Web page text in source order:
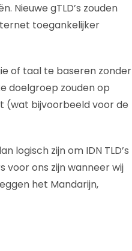
Nieuwe gTLD’s zouden
toegankelijker
of taal te baseren zonder
doelgroep zouden op
(wat bijvoorbeeld voor de
logisch zijn om IDN TLD’s
ons zijn wanneer wij
het Mandarijn,